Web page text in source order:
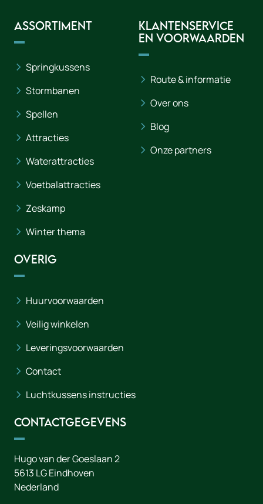
Assortiment
Springkussens
Stormbanen
Spellen
Attracties
Waterattracties
Voetbalattracties
Zeskamp
Winter thema
Klantenservice
en voorwaarden
Route & informatie
Over ons
Blog
Onze partners
Overig
Huurvoorwaarden
Veilig winkelen
Leveringsvoorwaarden
Contact
Luchtkussens instructies
Contactgegevens
Hugo van der Goeslaan 2
5613 LGEindhoven
Nederland